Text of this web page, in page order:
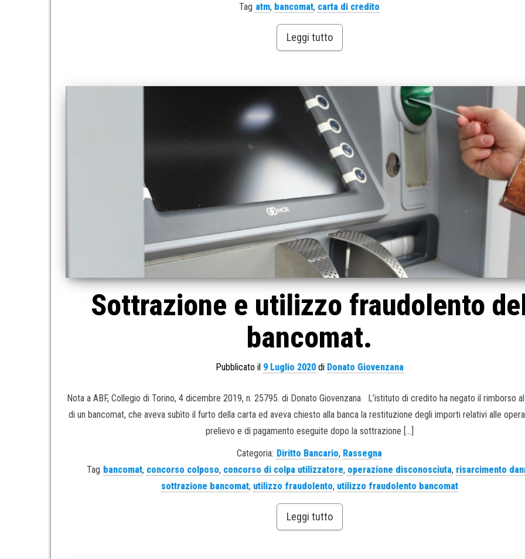
Tag atm, bancomat, carta di credito
Leggi tutto
Sottrazione e utilizzo fraudolento
bancomat.
Pubblicato il 9 Luglio 2020di Donato Giovenzana
Nota a ABF, Collegio di Torino, 4 dicembre 2019, n. 25795. di Donato Giovenzana L’istituto di credito ha negato il rimborso
di un bancomat, che aveva subìto il furto della carta ed aveva chiesto alla banca la restituzione degli importi relativi alle
prelievo e di pagamento eseguite dopo la sottrazione […]
Categoria: Diritto Bancario, Rassegna
Tag bancomat, concorso colposo, concorso di colpa utilizzatore, operazione disconosciuta, risarcimento
sottrazione bancomat, utilizzo fraudolento, utilizzo fraudolento bancomat
Leggi tutto